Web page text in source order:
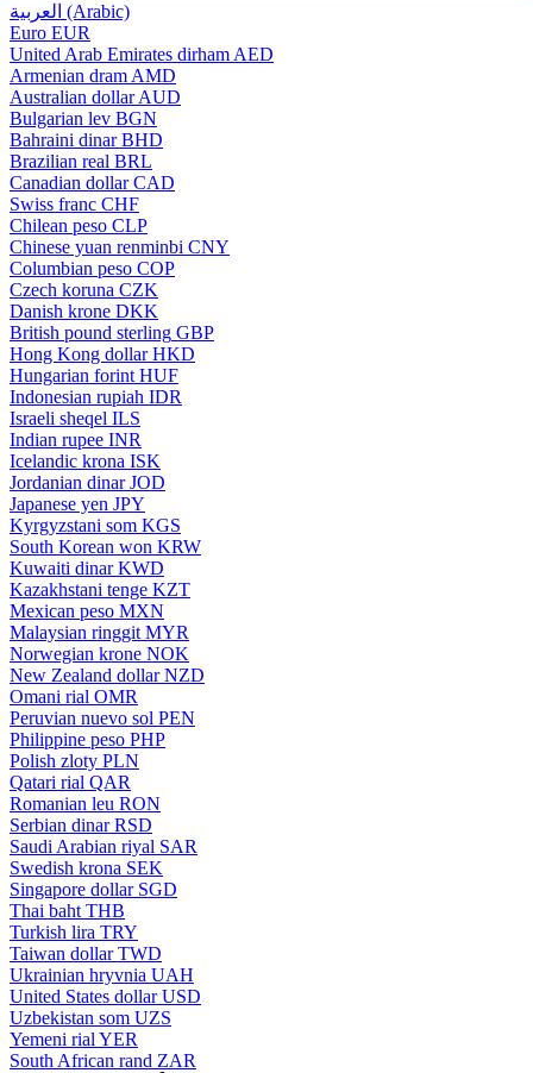
العربية (Arabic)
Euro EUR
United Arab Emirates dirham AED
Armenian dram AMD
Australian dollar AUD
Bulgarian lev BGN
Bahraini dinar BHD
Brazilian real BRL
Canadian dollar CAD
Swiss franc CHF
Chilean peso CLP
Chinese yuan renminbi CNY
Columbian peso COP
Czech koruna CZK
Danish krone DKK
British pound sterling GBP
Hong Kong dollar HKD
Hungarian forint HUF
Indonesian rupiah IDR
Israeli sheqel ILS
Indian rupee INR
Icelandic krona ISK
Jordanian dinar JOD
Japanese yen JPY
Kyrgyzstani som KGS
South Korean won KRW
Kuwaiti dinar KWD
Kazakhstani tenge KZT
Mexican peso MXN
Malaysian ringgit MYR
Norwegian krone NOK
New Zealand dollar NZD
Omani rial OMR
Peruvian nuevo sol PEN
Philippine peso PHP
Polish zloty PLN
Qatari rial QAR
Romanian leu RON
Serbian dinar RSD
Saudi Arabian riyal SAR
Swedish krona SEK
Singapore dollar SGD
Thai baht THB
Turkish lira TRY
Taiwan dollar TWD
Ukrainian hryvnia UAH
United States dollar USD
Uzbekistan som UZS
Yemeni rial YER
South African rand ZAR